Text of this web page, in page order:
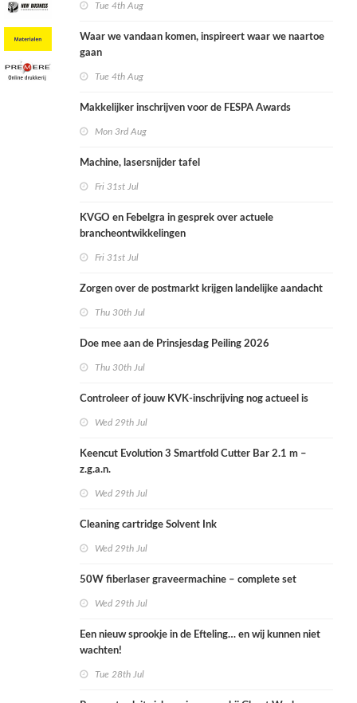
Tue 4th Aug
Waar we vandaan komen, inspireert waar we naartoe
gaan
Tue 4th Aug
Makkelijker inschrijven voor de FESPA Awards
Mon 3rd Aug
Machine, lasersnijder tafel
Fri 31st Jul
KVGO en Febelgra in gesprek over actuele
brancheontwikkelingen
Fri 31st Jul
Zorgen over de postmarkt krijgen landelijke aandacht
Thu 30th Jul
Doe mee aan de Prinsjesdag Peiling 2026
Thu 30th Jul
Controleer of jouw KVK-inschrijving nog actueel is
Wed 29th Jul
Keencut Evolution 3 Smartfold Cutter Bar 2.1 m –
z.g.a.n.
Wed 29th Jul
Cleaning cartridge Solvent Ink
Wed 29th Jul
50W fiberlaser graveermachine – complete set
Wed 29th Jul
Een nieuw sprookje in de Efteling… en wij kunnen niet
wachten!
Tue 28th Jul